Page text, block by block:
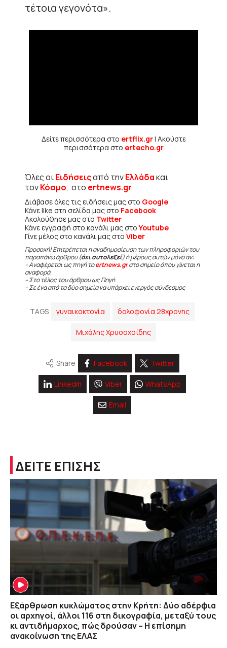
τέτοια γεγονότα».
Δείτε περισσότερα στο ertflix.gr| Ακούστε
περισσότερα στο ertecho.gr
Όλες οιΕιδήσειςαπό τηνΕλλάδακαι
τονΚόσμο, στο ertnews.gr
Διάβασε όλες τις ειδήσεις μας στο Google
Κάνε like στη σελίδα μας στο Facebook
Ακολούθησε μας στο Twitter
Κάνε εγγραφή στο κανάλι μας στοYoutube
Γίνε μέλος στο κανάλι μας στο Viber
Προσοχή! Επιτρέπεται η αναδημοσίευση των πληροφοριών του
παραπάνω άρθρου (όχι αυτολεξεί) ή μέρους αυτών μόνο αν:
– Αναφέρεται ως πηγή τοertnews.grστο σημείο όπου γίνεται η
αναφορά.
– Στο τέλος του άρθρου ως Πηγή
– Σε ένα από τα δύο σημεία να υπάρχει ενεργός σύνδεσμος
TAGS γυναικοκτονία δολοφονία 28χρονης
Μιχάλης Χρυσοχοΐδης
Share Facebook Twitter
Linkedin Viber WhatsApp
Email
ΔΕΙΤΕ ΕΠΙΣΗΣ
Εξάρθρωση κυκλώματος στην Κρήτη: Δύο αδέρφια
οι αρχηγοί, άλλοι 116 στη δικογραφία, μεταξύ τους
κι αντιδήμαρχος, πώς δρούσαν – Η επίσημη
ανακοίνωση της ΕΛΑΣ